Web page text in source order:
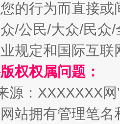
县开幕 规模
的行为而直接
/公民/大众/民
规定和国际互
权权属问题：
源：XXXXXXX
站拥有管理笔